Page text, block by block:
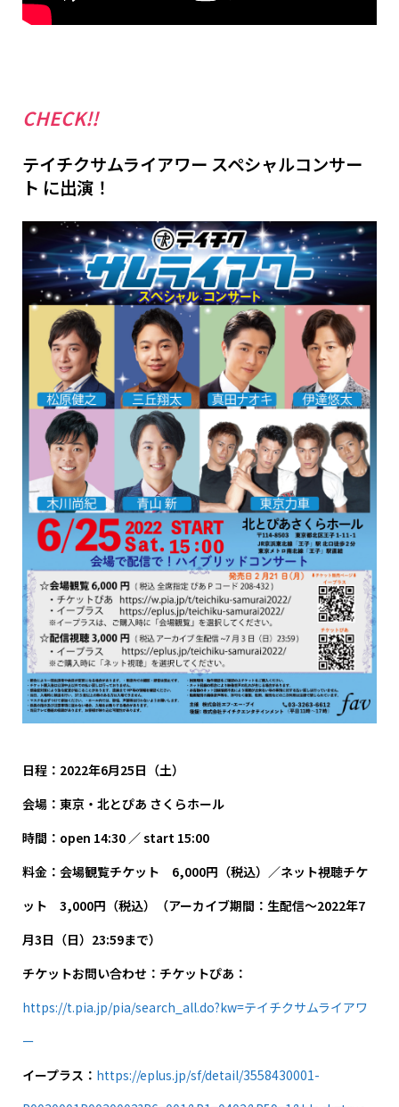
CHECK!!
テイチクサムライアワー スペシャルコンサー
ト に出演！
日程：2022年6月25日（土）
会場：東京・北とぴあ さくらホール
時間：open 14:30 ／ start 15:00
料金：会場観覧チケット 6,000円（税込）／ネット視聴チケ
ット 3,000円（税込）（アーカイブ期間：生配信～2022年7
月3日（日）23:59まで）
チケットお問い合わせ：チケットぴあ：
https://t.pia.jp/pia/search_all.do?kw=テイチクサムライアワ
ー
イープラス： https://eplus.jp/sf/detail/3558430001-